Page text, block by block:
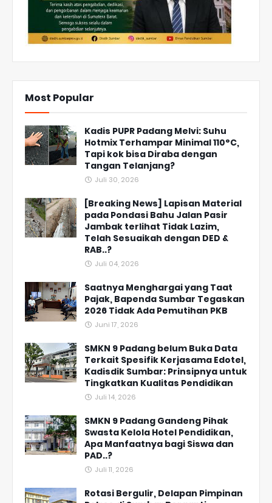
Most Popular
Kadis PUPR Padang Melvi: Suhu
Hotmix Terhampar Minimal 110°C,
Tapi kok bisa Diraba dengan
Tangan Telanjang?
Juli 30, 2026
[Breaking News] Lapisan Material
pada Pondasi Bahu Jalan Pasir
Jambak terlihat Tidak Lazim,
Telah Sesuaikah dengan DED &
RAB..?
Juli 04, 2026
Saatnya Menghargai yang Taat
Pajak, Bapenda Sumbar Tegaskan
2026 Tidak Ada Pemutihan PKB
Juni 17, 2026
SMKN 9 Padang belum Buka Data
Terkait Spesifik Kerjasama Edotel,
Kadisdik Sumbar: Prinsipnya untuk
Tingkatkan Kualitas Pendidikan
Juli 14, 2026
SMKN 9 Padang Gandeng Pihak
Swasta Kelola Hotel Pendidikan,
Apa Manfaatnya bagi Siswa dan
PAD..?
Juli 11, 2026
Rotasi Bergulir, Delapan Pimpinan